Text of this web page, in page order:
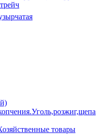
Уголь,розжиг,щепа
товары